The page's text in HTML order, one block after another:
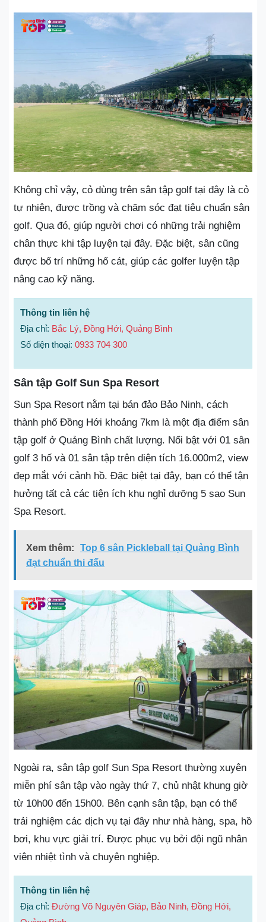
Không chỉ vậy, cỏ dùng trên sân tập golf tại đây là cỏ
tự nhiên, được trồng và chăm sóc đạt tiêu chuẩn sân
golf. Qua đó, giúp người chơi có những trải nghiệm
chân thực khi tập luyện tại đây. Đặc biệt, sân cũng
được bố trí những hố cát, giúp các golfer luyện tập
nâng cao kỹ năng.
Thông tin liên hệ
Địa chỉ: Bắc Lý, Đồng Hới, Quảng Bình
Số điện thoại: 0933 704 300
Sân tập Golf Sun Spa Resort
Sun Spa Resort nằm tại bán đảo Bảo Ninh, cách
thành phố Đồng Hới khoảng 7km là một địa điểm sân
tập golf ở Quảng Bình chất lượng. Nổi bật với 01 sân
golf 3 hố và 01 sân tập trên diện tích 16.000m2, view
đẹp mắt với cảnh hồ. Đặc biệt tại đây, bạn có thể tận
hưởng tất cả các tiện ích khu nghỉ dưỡng 5 sao Sun
Spa Resort.
Xem thêm:
Top 6 sân Pickleball tại Quảng Bình
đạt chuẩn thi đấu
Ngoài ra, sân tập golf Sun Spa Resort thường xuyên
miễn phí sân tập vào ngày thứ 7, chủ nhật khung giờ
từ 10h00 đến 15h00. Bên cạnh sân tập, bạn có thể
trải nghiệm các dịch vụ tại đây như nhà hàng, spa, hồ
bơi, khu vực giải trí. Được phục vụ bởi đội ngũ nhân
viên nhiệt tình và chuyên nghiệp.
Thông tin liên hệ
Địa chỉ: Đường Võ Nguyên Giáp, Bảo Ninh, Đồng Hới,